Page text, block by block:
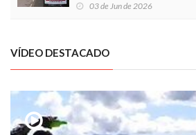
03 de Jun de 2026
VÍDEO DESTACADO